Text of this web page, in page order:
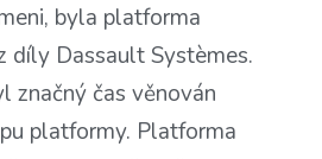
byla platforma
díly Dassault Systèmes.
značný čas věnován
platformy. Platforma